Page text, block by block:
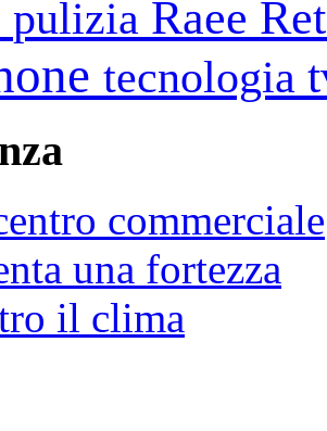
pulizia Raee
tecnologia